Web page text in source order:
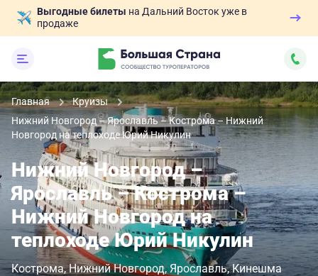
Выгодные билеты на Дальний Восток уже в
продаже
Главная
Круизы
Нижний Новгород – Ярославль – Кострома – Нижний
Новгород на теплоходе Юрий Никулин
Нижний Новгород –
Ярославль – Кострома –
Нижний Новгород на
теплоходе Юрий Никулин
Кострома Нижний Новгород Ярославль Кинешма